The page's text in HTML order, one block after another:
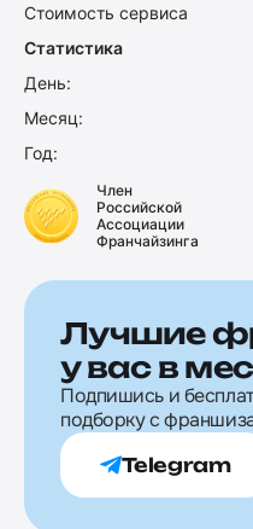
Стоимость сервиса
Статистика
День:
Месяц:
Год:
Член
Российской
Ассоциации
Франчайзинга
Лучшие
у вас в
Подпишись и
подборку с
Telegram